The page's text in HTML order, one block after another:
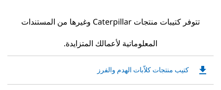
تتوفر كتيبات منتجات Caterpillar وغيرها من المستندات
المعلوماتية لأعمالك المتزايدة.
كتيب منتجات كلاّبات الهدم والفرزDownloadable
file_download